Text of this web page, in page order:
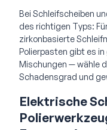
Bei Schleifscheiben
des richtigen Typs:
zirkonbasierte
Polierpasten gibt es
Mischungen — wähle
Schadensgrad und
Elektrische